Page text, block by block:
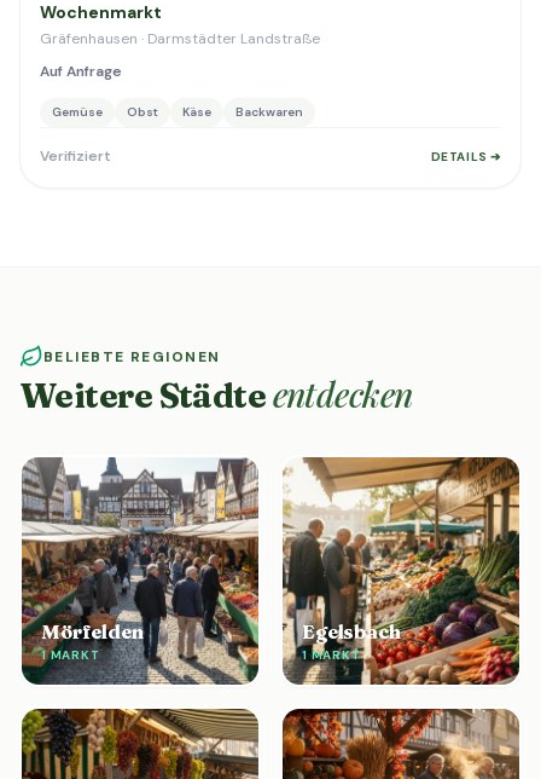
Wochenmarkt
Gräfenhausen · Darmstädter Landstraße
Auf Anfrage
Gemüse Obst Käse Backwaren
Verifiziert DETAILS ➔
BELIEBTE REGIONEN
Weitere Städteentdecken
Mörfelden
1 MARKT
Egelsbach
1 MARKT